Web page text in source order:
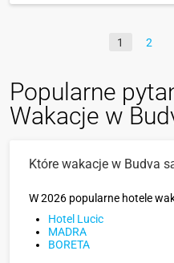
1 2
Popularne
Wakacje w
Które wakacje w Budva
W 2026 popularne hotele
Hotel Lucic
MADRA
BORETA